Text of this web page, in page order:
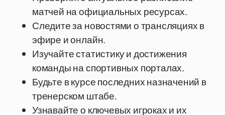
матчей на официальных ресурсах.
Следите за новостями о трансляциях в
эфире и онлайн.
Изучайте статистику и достижения
команды на спортивных порталах.
Будьте в курсе последних назначений в
тренерском штабе.
Узнавайте о ключевых игроках и их